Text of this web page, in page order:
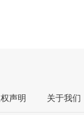
声明 关于我们